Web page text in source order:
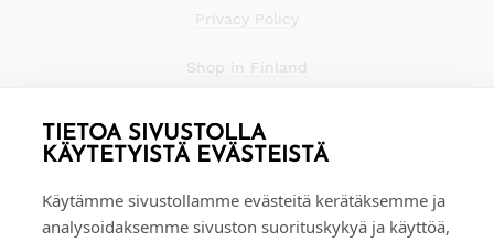
TIETOA SIVUSTOLLA
KÄYTETYISTÄ EVÄSTEISTÄ
Käytämme sivustollamme evästeitä kerätäksemme ja
analysoidaksemme sivuston suorituskykyä ja käyttöä,
Privacy Policy
Shop in Finland